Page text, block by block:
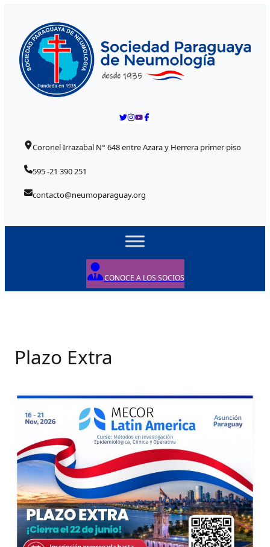
Coronel Irrazabal N° 648 entre Azara y Herrera primer piso
595 -21 390 251
contacto@neumoparaguay.org
CONOCE A LOS SOCIOS
Plazo Extra